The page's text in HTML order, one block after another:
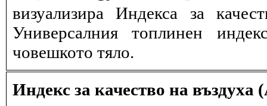
визуализира Индекса за
Универсалния топлинен
човешкото тяло.
Индекс за качество на въздуха